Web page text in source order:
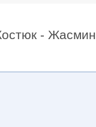
- Жасмин